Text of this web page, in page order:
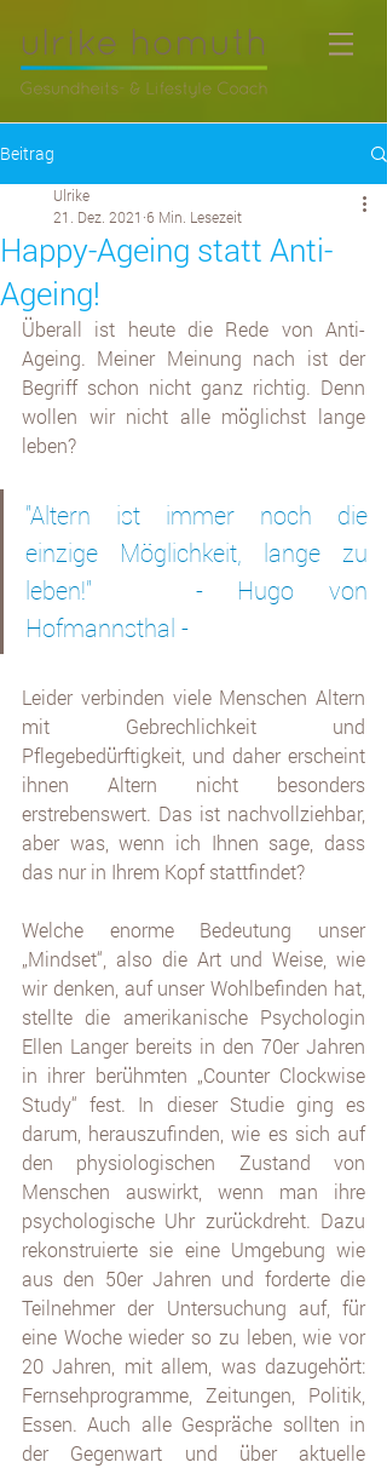
Beitrag
Happy-Ageing statt Anti-
Ageing!
Ulrike
21. Dez. 2021 6 Min. Lesezeit
Überall ist heute die Rede von Anti-
Ageing. Meiner Meinung nach ist der
Begriff schon nicht ganz richtig. Denn
wollen wir nicht alle möglichst lange
leben?
"Altern ist immer noch die
einzige Möglichkeit, lange zu
leben!"   - Hugo von
Hofmannsthal -
Leider verbinden viele Menschen Altern
mit Gebrechlichkeit und
Pflegebedürftigkeit, und daher erscheint
ihnen Altern nicht besonders
erstrebenswert. Das ist nachvollziehbar,
aber was, wenn ich Ihnen sage, dass
das nur in Ihrem Kopf stattfindet?
Welche enorme Bedeutung unser
„Mindset“, also die Art und Weise, wie
wir denken, auf unser Wohlbefinden hat,
stellte die amerikanische Psychologin
Ellen Langer bereits in den 70er Jahren
in ihrer berühmten „Counter Clockwise
Study“ fest. In dieser Studie ging es
darum, herauszufinden, wie es sich auf
den physiologischen Zustand von
Menschen auswirkt, wenn man ihre
psychologische Uhr zurückdreht. Dazu
rekonstruierte sie eine Umgebung wie
aus den 50er Jahren und forderte die
Teilnehmer der Untersuchung auf, für
eine Woche wieder so zu leben, wie vor
20 Jahren, mit allem, was dazugehört:
Fernsehprogramme, Zeitungen, Politik,
Essen. Auch alle Gespräche sollten in
der Gegenwart und über aktuelle